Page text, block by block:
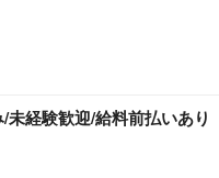
経験歓迎/給料前払いあり